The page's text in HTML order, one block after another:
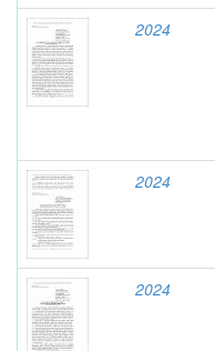
2024
2024
2024